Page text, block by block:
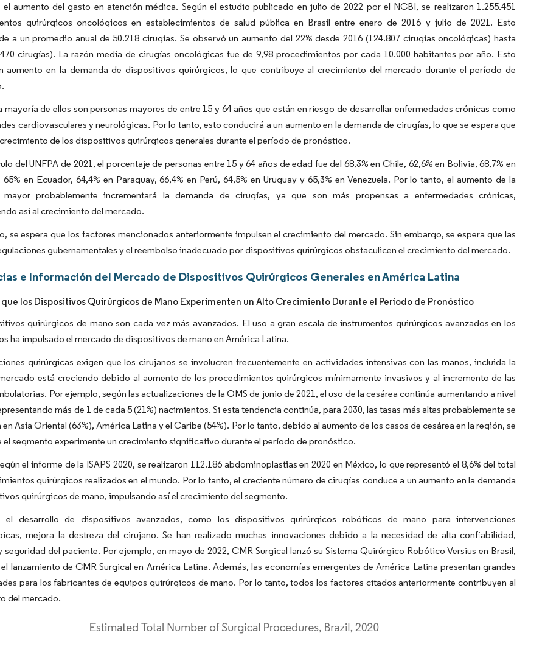
aumento del gasto en atención médica. Según el estudio publicado en julio de 2022 por el NCBI, se realizaron 1.255.451
quirúrgicos oncológicos en establecimientos de salud pública en Brasil entre enero de 2016 y julio de 2021. Esto
a un promedio anual de 50.218 cirugías. Se observó un aumento del 22% desde 2016 (124.807 cirugías oncológicas) hasta
cirugías). La razón media de cirugías oncológicas fue de 9,98 procedimientos por cada 10.000 habitantes por año. Esto
aumento en la demanda de dispositivos quirúrgicos, lo que contribuye al crecimiento del mercado durante el período de
mayoría de ellos son personas mayores de entre 15 y 64 años que están en riesgo de desarrollar enfermedades crónicas como
cardiovasculares y neurológicas. Por lo tanto, esto conducirá a un aumento en la demanda de cirugías, lo que se espera que
de los dispositivos quirúrgicos generales durante el período de pronóstico.
del UNFPA de 2021, el porcentaje de personas entre 15 y 64 años de edad fue del 68,3% en Chile, 62,6% en Bolivia, 68,7% en
en Ecuador, 64,4% en Paraguay, 66,4% en Perú, 64,5% en Uruguay y 65,3% en Venezuela. Por lo tanto, el aumento de la
mayor probablemente incrementará la demanda de cirugías, ya que son más propensas a enfermedades crónicas,
así al crecimiento del mercado.
se espera que los factores mencionados anteriormente impulsen el crecimiento del mercado. Sin embargo, se espera que las
gubernamentales y el reembolso inadecuado por dispositivos quirúrgicos obstaculicen el crecimiento del mercado.
e Información del Mercado de Dispositivos Quirúrgicos Generales en América Latina
que los Dispositivos Quirúrgicos de Mano Experimenten un Alto Crecimiento Durante el Período de Pronóstico
quirúrgicos de mano son cada vez más avanzados. El uso a gran escala de instrumentos quirúrgicos avanzados en los
ha impulsado el mercado de dispositivos de mano en América Latina.
quirúrgicas exigen que los cirujanos se involucren frecuentemente en actividades intensivas con las manos, incluida la
está creciendo debido al aumento de los procedimientos quirúrgicos mínimamente invasivos y al incremento de las
Por ejemplo, según las actualizaciones de la OMS de junio de 2021, el uso de la cesárea continúa aumentando a nivel
más de 1 de cada 5 (21%) nacimientos. Si esta tendencia continúa, para 2030, las tasas más altas probablemente se
Asia Oriental (63%), América Latina y el Caribe (54%). Por lo tanto, debido al aumento de los casos de cesárea en la región, se
el segmento experimente un crecimiento significativo durante el período de pronóstico.
el informe de la ISAPS 2020, se realizaron 112.186 abdominoplastias en 2020 en México, lo que representó el 8,6% del total
quirúrgicos realizados en el mundo. Por lo tanto, el creciente número de cirugías conduce a un aumento en la demanda
quirúrgicos de mano, impulsando así el crecimiento del segmento.
el desarrollo de dispositivos avanzados, como los dispositivos quirúrgicos robóticos de mano para intervenciones
mejora la destreza del cirujano. Se han realizado muchas innovaciones debido a la necesidad de alta confiabilidad,
seguridad del paciente. Por ejemplo, en mayo de 2022, CMR Surgical lanzó su Sistema Quirúrgico Robótico Versius en Brasil,
lanzamiento de CMR Surgical en América Latina. Además, las economías emergentes de América Latina presentan grandes
para los fabricantes de equipos quirúrgicos de mano. Por lo tanto, todos los factores citados anteriormente contribuyen al
del mercado.